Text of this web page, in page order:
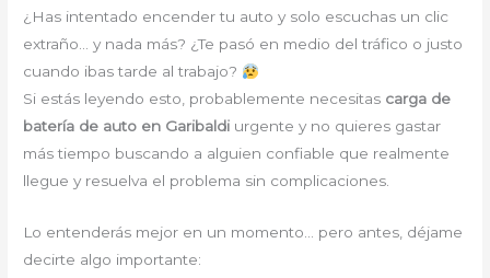
¿Has intentado encender tu auto y solo escuchas un clic
extraño… y nada más? ¿Te pasó en medio del tráfico o justo
cuando ibas tarde al trabajo?
Si estás leyendo esto, probablemente necesitas carga de
batería de auto en Garibaldi urgente y no quieres gastar
más tiempo buscando a alguien confiable que realmente
llegue y resuelva el problema sin complicaciones.
Lo entenderás mejor en un momento… pero antes, déjame
decirte algo importante: